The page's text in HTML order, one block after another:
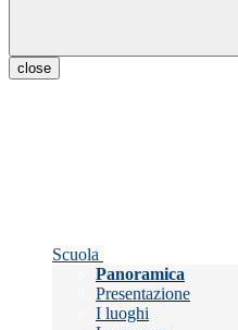
close
Scuola
Panoramica
Presentazione
I luoghi